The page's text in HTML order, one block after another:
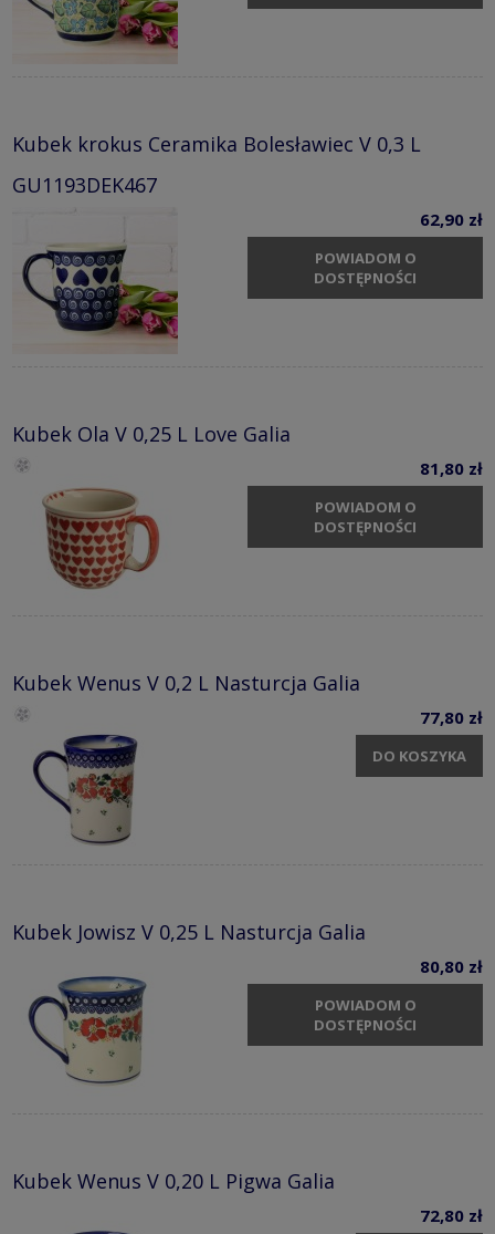
Kubek krokus Ceramika Bolesławiec V 0,3 L
GU1193DEK467
62,90 zł
POWIADOM O
DOSTĘPNOŚCI
Kubek Ola V 0,25 L Love Galia
81,80 zł
POWIADOM O
DOSTĘPNOŚCI
Kubek Wenus V 0,2 L Nasturcja Galia
77,80 zł
DO KOSZYKA
Kubek Jowisz V 0,25 L Nasturcja Galia
80,80 zł
POWIADOM O
DOSTĘPNOŚCI
Kubek Wenus V 0,20 L Pigwa Galia
72,80 zł